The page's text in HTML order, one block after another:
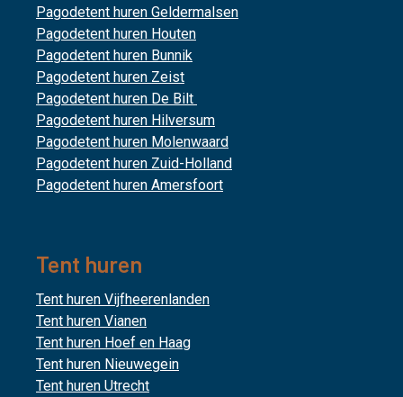
Pagodetent huren Geldermalsen
Pagodetent huren Houten
Pagodetent huren Bunnik
Pagodetent huren Zeist
Pagodetent huren De Bilt
Pagodetent huren Hilversum
Pagodetent huren Molenwaard
Pagodetent huren Zuid-Holland
Pagodetent huren Amersfoort
Tent huren
Tent huren Vijfheerenlanden
Tent huren Vianen
Tent huren Hoef en Haag
Tent huren Nieuwegein
Tent huren Utrecht